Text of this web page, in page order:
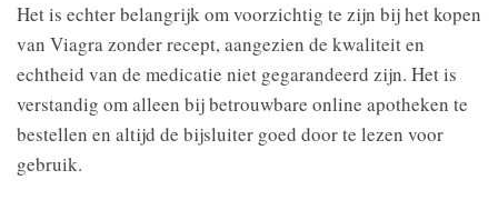
Het is echter belangrijk om voorzichtig te zijn bij het kopen
van Viagra zonder recept, aangezien de kwaliteit en
echtheid van de medicatie niet gegarandeerd zijn. Het is
verstandig om alleen bij betrouwbare online apotheken te
bestellen en altijd de bijsluiter goed door te lezen voor
gebruik.